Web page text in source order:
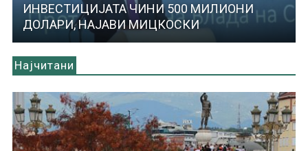
ИНВЕСТИЦИЈАТА ЧИНИ 500 МИЛИОНИ
ДОЛАРИ, НАЈАВИ МИЦКОСКИ
Најчитани